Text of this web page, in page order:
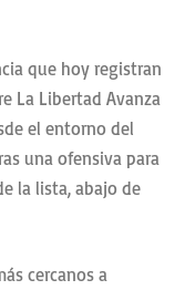
que hoy registran
La Libertad Avanza
el entorno del
una ofensiva para
la lista, abajo de
cercanos a